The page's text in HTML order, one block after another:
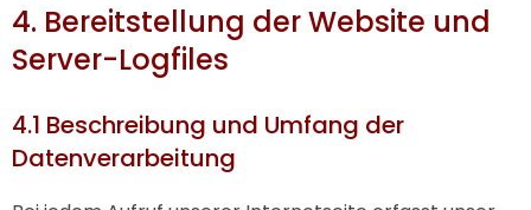
4. Bereitstellung der Website und
Server-Logfiles
4.1 Beschreibung und Umfang der
Datenverarbeitung